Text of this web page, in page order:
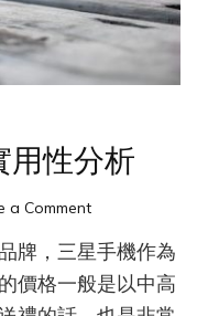
用性分析
a Commenton
星
手
機
牌，三星手機作為
價格一般是以中高